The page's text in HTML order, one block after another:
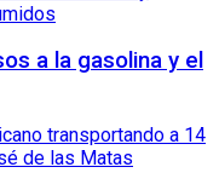
a la gasolina y el